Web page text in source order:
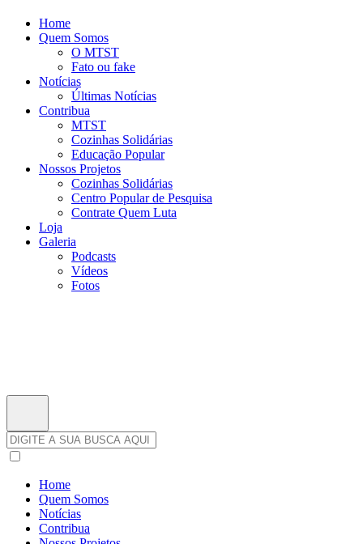
Home
Quem Somos
O MTST
Fato ou fake
Notícias
Últimas Notícias
Contribua
MTST
Cozinhas Solidárias
Educação Popular
Nossos Projetos
Cozinhas Solidárias
Centro Popular de Pesquisa
Contrate Quem Luta
Loja
Galeria
Podcasts
Vídeos
Fotos
Home
Quem Somos
Notícias
Contribua